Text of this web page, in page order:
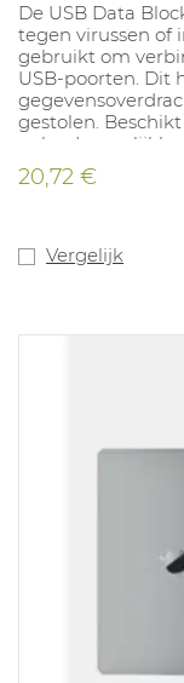
De USB Data
tegen virussen of
gebruikt om
USB-poorten. Dit
gestolen.
20,72 €
Vergelijk